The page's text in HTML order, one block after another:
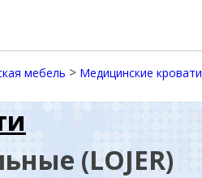
мебель > Медицинские кровати
(LOJER)